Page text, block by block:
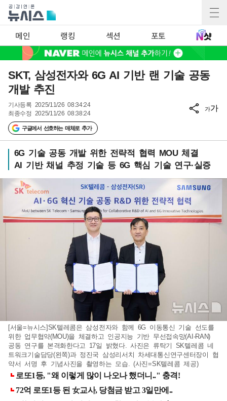
메인 랭킹 섹션 포토
SKT, 삼성전자와 6G AI 기반 랜 기술 공동
개발 추진
기사등록 2025/11/26 08:34:24
최종수정 2025/11/26 08:38:24
구글에서 선호하는 매체로 추가
가가
6G 기술 공동 개발 위한 전략적 협력 MOU 체결
AI 기반 채널 추정 기술 등 6G 핵심 기술 연구·실증
[서울=뉴시스]SK텔레콤은 삼성전자와 함께 6G 이동통신 기술 선도를
위한 업무협약(MOU)을 체결하고 인공지능 기반 무선접속망(AI-RAN)
공동 연구를 본격화한다고 17일 밝혔다. 사진은 류탁기 SK텔레콤 네
트워크기술담당(왼쪽)과 정진국 삼성리서치 차세대통신연구센터장이 협
약서 서명 후 기념사진을 촬영하는 모습. (사진=SK텔레콤 제공)